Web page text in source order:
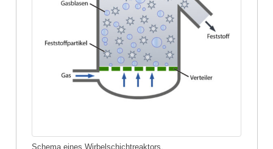
Schema eines Wirbelschichtreaktors.